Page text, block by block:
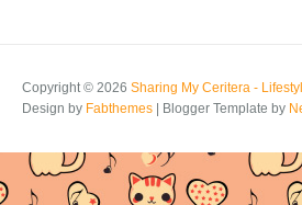
Copyright © 2026 Sharing My Ceritera -
Design by Fabthemes | Blogger Template by